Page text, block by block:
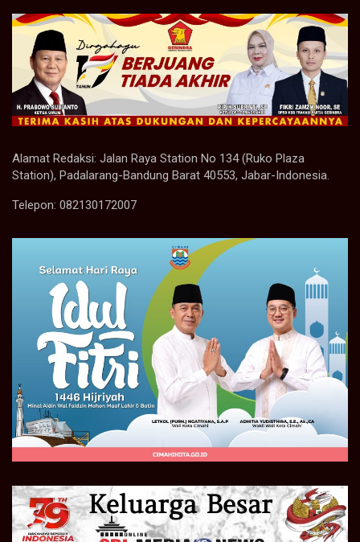
Alamat Redaksi: Jalan Raya Station No 134 (Ruko Plaza
Station), Padalarang-Bandung Barat 40553, Jabar-Indonesia.
Telepon: 082130172007